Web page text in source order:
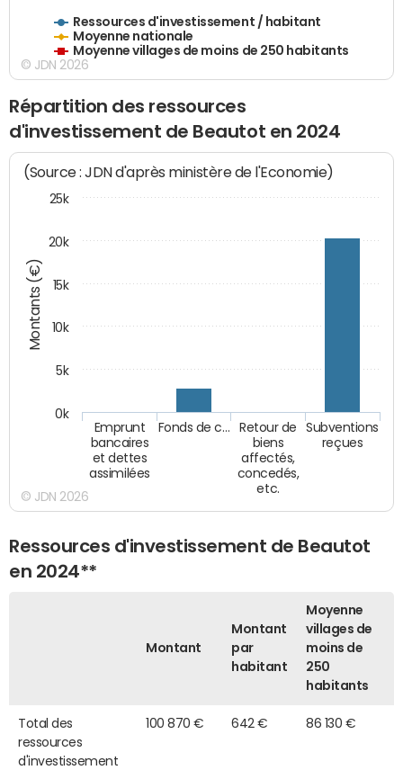
Ressources d'investissement / habitant
Moyenne nationale
Moyenne villages de moins de 250 habitants
© JDN 2026
Répartition des ressources
d'investissement de Beautot en 2024
Montants (€)
(Source : JDN d'après ministère de l'Economie)
Emprunt
bancaires
et dettes
assimilées
Fonds de c…
Retour de
biens
affectés,
concedés,
etc.
Subventions
reçues
0k
5k
10k
15k
20k
25k
© JDN 2026
Ressources d'investissement de Beautot
en 2024**
Montant
Montant
par
habitant
Moyenne
villages de
moins de
250
habitants
Total des
ressources
d'investissement
100 870 € 642 € 86 130 €